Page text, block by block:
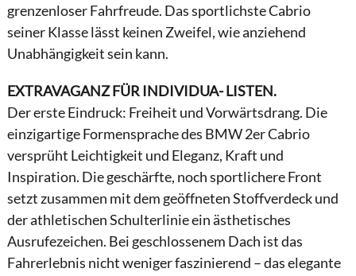
grenzenloser Fahrfreude. Das sportlichste Cabrio
seiner Klasse lässt keinen Zweifel, wie anziehend
Unabhängigkeit sein kann.
EXTRAVAGANZ FÜR INDIVIDUA- LISTEN.
Der erste Eindruck: Freiheit und Vorwärtsdrang. Die
einzigartige Formensprache des BMW 2er Cabrio
versprüht Leichtigkeit und Eleganz, Kraft und
Inspiration. Die geschärfte, noch sportlichere Front
setzt zusammen mit dem geöffneten Stoffverdeck und
der athletischen Schulterlinie ein ästhetisches
Ausrufezeichen. Bei geschlossenem Dach ist das
Fahrerlebnis nicht weniger faszinierend – das elegante